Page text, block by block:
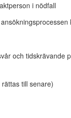
i nödfall
och tidskrävande
till senare)